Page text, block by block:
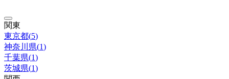
関東
東京都(5)
神奈川県(1)
千葉県(1)
茨城県(1)